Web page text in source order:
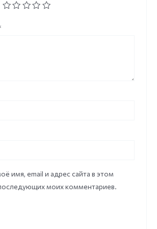
имя, email и адрес сайта в этом
моих комментариев.